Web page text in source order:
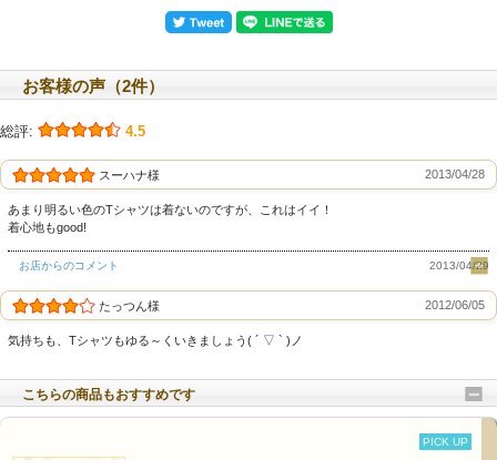
お客様の声（2件）
総評: 4.5
スーハナ様 2013/04/28
あまり明るい色のTシャツは着ないのですが、これはイイ！
着心地もgood!
お店からのコメント 2013/04/29
たっつん様 2012/06/05
気持ちも、Tシャツもゆる～くいきましょう( ´ ▽ ` )ノ
こちらの商品もおすすめです
PICK UP